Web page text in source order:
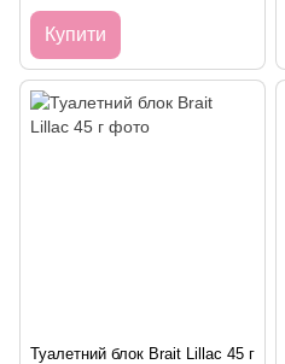
Купити
Туалетний блок Brait Lillac 45 г